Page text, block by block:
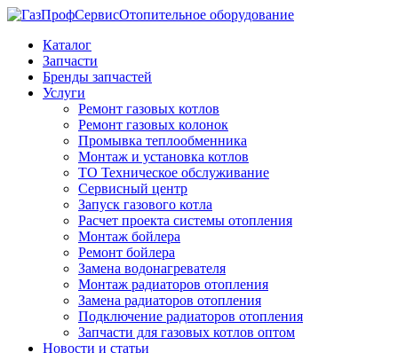
Отопительное оборудование
Каталог
Запчасти
Бренды запчастей
Услуги
Ремонт газовых котлов
Ремонт газовых колонок
Промывка теплообменника
Монтаж и установка котлов
ТО Техническое обслуживание
Сервисный центр
Запуск газового котла
Расчет проекта системы отопления
Монтаж бойлера
Ремонт бойлера
Замена водонагревателя
Монтаж радиаторов отопления
Замена радиаторов отопления
Подключение радиаторов отопления
Запчасти для газовых котлов оптом
Новости и статьи